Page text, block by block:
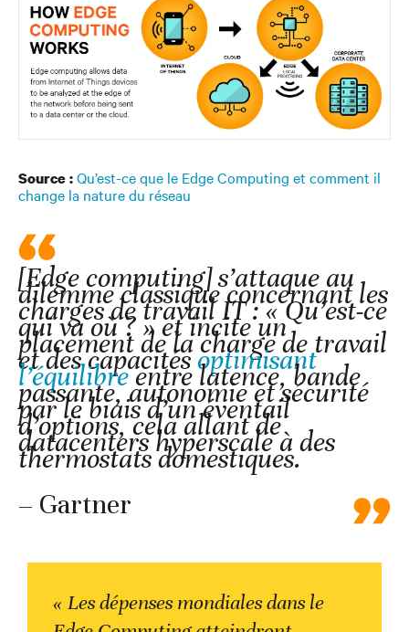
Source :Qu’est-ce que le Edge Computing et comment il
change la nature du réseau
[Edge computing] s’attaque au
dilemme classique concernant les
charges de travail IT : « Qu’est-ce
qui va où ? » et incite un
placement de la charge de travail
et des capacitésoptimisant
l’équilibreentre latence, bande
passante, autonomie et sécurité
par le biais d’un éventail
d’options, cela allant de
datacenters hyperscale à des
thermostats domestiques.
– Gartner
« Les dépenses mondiales dans le